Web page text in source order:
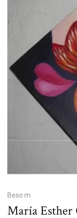
Beso m
María Esther